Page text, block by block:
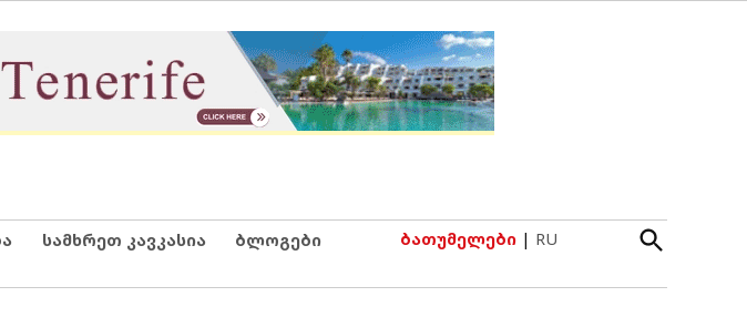
სამხრეთ კავკასია ბლოგები ბათუმელები | RU
Open
Search